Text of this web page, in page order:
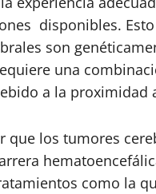
disponibles.
son
una
a la proximidad
que los tumores
como la